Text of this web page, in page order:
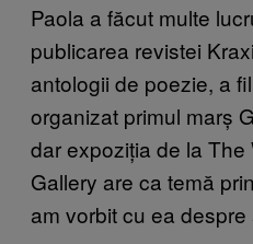
Paola a făcut multe
publicarea revistei
antologii de poezie, a
organizat primul marș
dar expoziția de la The
Gallery are ca temă
am vorbit cu ea despre